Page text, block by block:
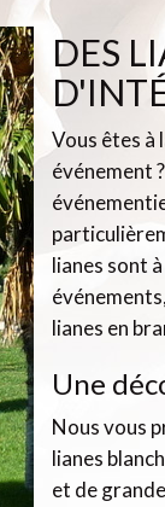
DES
Vous êtes à
événement
lianes sont
lianes en
Une
Nous vous
lianes
et de